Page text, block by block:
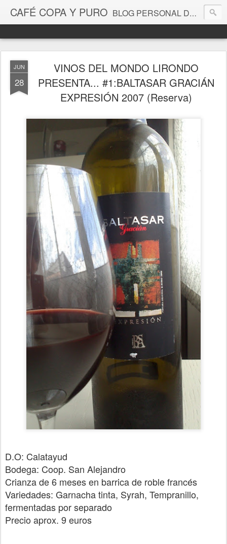
CAFÉ COPA Y PURO BLOG PERSONAL DE TENDENCIAS (MÚSICA,CINE,REPORTAJES,VINOS,OPINIONES...ETC)
JUN
28
VINOS DEL MONDO LIRONDO
PRESENTA... #1:BALTASAR GRACIÁN
EXPRESIÓN 2007 (Reserva)
D.O: Calatayud
Bodega: Coop. San Alejandro
Crianza de 6 meses en barrica de roble francés
Variedades: Garnacha tinta, Syrah, Tempranillo,
fermentadas por separado
Precio aprox. 9 euros